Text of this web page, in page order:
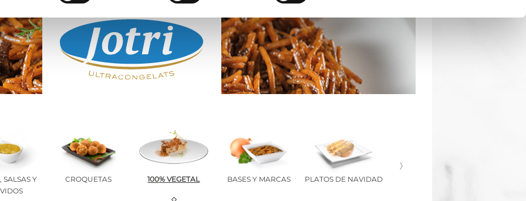
SALSAS Y
CROQUETAS 100% VEGETAL BASES Y MARCAS PLATOS DE NAVIDAD